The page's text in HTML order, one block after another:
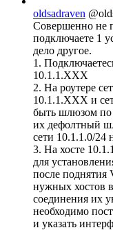
oldsadraven
Совершенно не
подключаете 1
дело другое.
1.
10.1.1.XXX
2. На роутере
10.1.1.XXX и
быть шлюзом по
их дефолтный
сети 10.1.1.0/24
3. На хосте
для
после
нужных хостов
соединения их
необходимо
и указать